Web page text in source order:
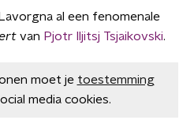
al een fenomenale
van Pjotr Iljitsj Tsjaikovski.
moet je toestemming
media cookies.